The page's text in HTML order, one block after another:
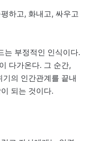
하고, 화내고, 싸우고
는 부정적인 인식이다.
다가온다. 그 순간,
의 인간관계를 끝내
되는 것이다.